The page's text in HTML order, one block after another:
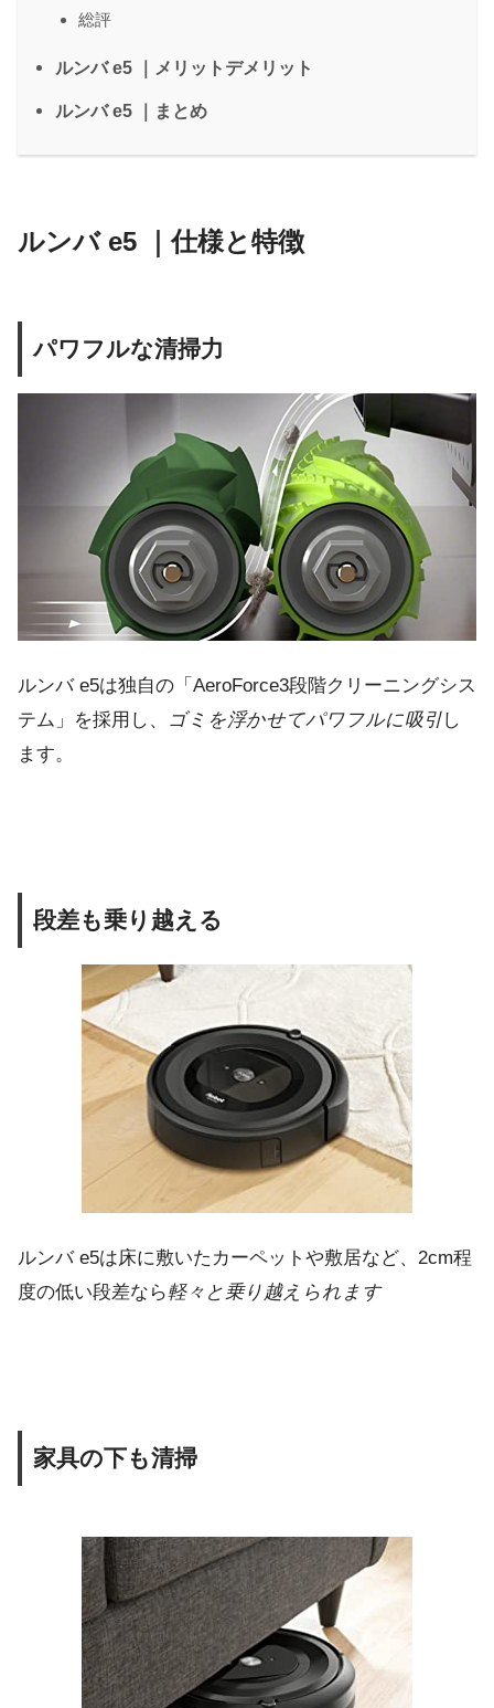
総評
ルンバ e5 ｜メリットデメリット
ルンバ e5 ｜まとめ
ルンバ e5 ｜仕様と特徴
パワフルな清掃力
ルンバ e5は独自の「AeroForce3段階クリーニングシス
テム」を採用し、
ゴミを浮かせてパワフルに吸引し
ます。
段差も乗り越える
ルンバ e5は床に敷いたカーペットや敷居など、2cm程
度の低い段差なら軽々と乗り越えられます
家具の下も清掃